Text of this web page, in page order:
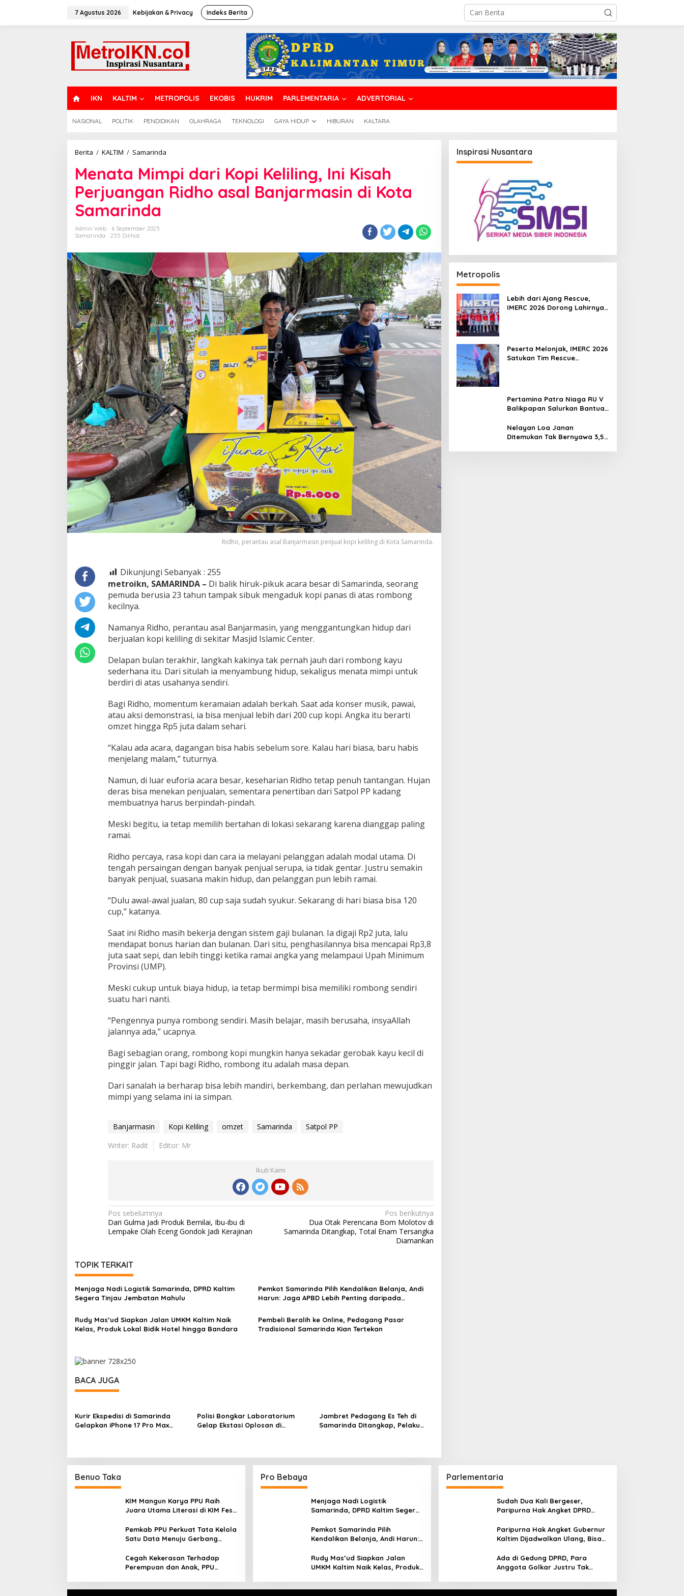
7 Agustus 2026 Kebijakan & Privacy Indeks Berita
O
M
IKN KALTIM METROPOLIS EKOBIS HUKRIM PARLEMENTARIA ADVERTORIAL
NASIONAL POLITIK PENDIDIKAN OLAHRAGA TEKNOLOGI GAYA HIDUP HIBURAN KALTARA
Berita / KALTIM / Samarinda
dari
Kopi
Keliling,
Ini
di
Samarinda
Menata Mimpi dari Kopi Keliling, Ini Kisah
Perjuangan Ridho asal Banjarmasin di Kota
Samarinda
Admin Web
6 September 2025
Samarinda
255 Dilihat
Ridho, perantau asal Banjarmasin penjual kopi keliling di Kota Samarinda.
Dikunjungi Sebanyak : 255
metroikn, SAMARINDA – Di balik hiruk-pikuk acara besar di Samarinda, seorang
pemuda berusia 23 tahun tampak sibuk mengaduk kopi panas di atas rombong
kecilnya.
Namanya Ridho, perantau asal Banjarmasin, yang menggantungkan hidup dari
berjualan kopi keliling di sekitar Masjid Islamic Center.
Delapan bulan terakhir, langkah kakinya tak pernah jauh dari rombong kayu
sederhana itu. Dari situlah ia menyambung hidup, sekaligus menata mimpi untuk
berdiri di atas usahanya sendiri.
Bagi Ridho, momentum keramaian adalah berkah. Saat ada konser musik, pawai,
atau aksi demonstrasi, ia bisa menjual lebih dari 200 cup kopi. Angka itu berarti
omzet hingga Rp5 juta dalam sehari.
“Kalau ada acara, dagangan bisa habis sebelum sore. Kalau hari biasa, baru habis
menjelang malam,” tuturnya.
Namun, di luar euforia acara besar, keseharian Ridho tetap penuh tantangan. Hujan
deras bisa menekan penjualan, sementara penertiban dari Satpol PP kadang
membuatnya harus berpindah-pindah.
Meski begitu, ia tetap memilih bertahan di lokasi sekarang karena dianggap paling
ramai.
Ridho percaya, rasa kopi dan cara ia melayani pelanggan adalah modal utama. Di
tengah persaingan dengan banyak penjual serupa, ia tidak gentar. Justru semakin
banyak penjual, suasana makin hidup, dan pelanggan pun lebih ramai.
“Dulu awal-awal jualan, 80 cup saja sudah syukur. Sekarang di hari biasa bisa 120
cup,” katanya.
Saat ini Ridho masih bekerja dengan sistem gaji bulanan. Ia digaji Rp2 juta, lalu
mendapat bonus harian dan bulanan. Dari situ, penghasilannya bisa mencapai Rp3,8
juta saat sepi, dan lebih tinggi ketika ramai angka yang melampaui Upah Minimum
Provinsi (UMP).
Meski cukup untuk biaya hidup, ia tetap bermimpi bisa memiliki rombong sendiri
suatu hari nanti.
“Pengennya punya rombong sendiri. Masih belajar, masih berusaha, insyaAllah
jalannya ada,” ucapnya.
Bagi sebagian orang, rombong kopi mungkin hanya sekadar gerobak kayu kecil di
pinggir jalan. Tapi bagi Ridho, rombong itu adalah masa depan.
Dari sanalah ia berharap bisa lebih mandiri, berkembang, dan perlahan mewujudkan
mimpi yang selama ini ia simpan.
Banjarmasin Kopi Keliling omzet Samarinda
Satpol PP
Writer: Radit
Editor: Mr
Ikuti Kami
Navigasi
pos
Pos sebelumnya
Dari Gulma Jadi Produk Bernilai, Ibu-ibu di
Lempake Olah Eceng Gondok Jadi Kerajinan
Pos berikutnya
Dua Otak Perencana Bom Molotov di
Samarinda Ditangkap, Total Enam Tersangka
Diamankan
TOPIK TERKAIT
Menjaga Nadi Logistik Samarinda, DPRD Kaltim
Segera Tinjau Jembatan Mahulu
Pemkot Samarinda Pilih Kendalikan Belanja, Andi
Harun: Jaga APBD Lebih Penting daripada
Rudy Mas’ud Siapkan Jalan UMKM Kaltim Naik
Kelas, Produk Lokal Bidik Hotel hingga Bandara
Pembeli Beralih ke Online, Pedagang Pasar
Tradisional Samarinda Kian Tertekan
BACA JUGA
Kurir Ekspedisi di Samarinda
Gelapkan iPhone 17 Pro Max
Polisi Bongkar Laboratorium
Gelap Ekstasi Oplosan di
Jambret Pedagang Es Teh di
Samarinda Ditangkap, Pelaku
Inspirasi Nusantara
Metropolis
Lebih dari Ajang Rescue,
IMERC 2026 Dorong Lahirnya
Peserta Melonjak, IMERC 2026
Satukan Tim Rescue
Pertamina Patra Niaga RU V
Balikpapan Salurkan Bantuan
Kilang
Nelayan Loa Janan
Ditemukan Tak Bernyawa 3,5
Benuo Taka
KIM Mangun Karya PPU Raih
Juara Utama Literasi di KIM Fest
Panggung Nasional
Pemkab PPU Perkuat Tata Kelola
Satu Data Menuju Gerbang
Cegah Kekerasan Terhadap
Perempuan dan Anak, PPU
Pro Bebaya
Menjaga Nadi Logistik
Samarinda, DPRD Kaltim Segera
Pemkot Samarinda Pilih
Kendalikan Belanja, Andi Harun:
daripada Berutang
Rudy Mas’ud Siapkan Jalan
UMKM Kaltim Naik Kelas, Produk
Parlementaria
Sudah Dua Kali Bergeser,
Paripurna Hak Angket DPRD
Paripurna Hak Angket Gubernur
Kaltim Dijadwalkan Ulang, Bisa
Ada di Gedung DPRD, Para
Anggota Golkar Justru Tak